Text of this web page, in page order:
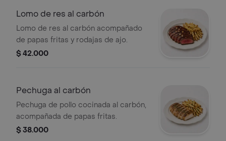
Lomo de res al carbón
Lomo de res al carbón acompañado
de papas fritas y rodajas de ajo.
$ 42.000
Pechuga al carbón
Pechuga de pollo cocinada al carbón,
acompañada de papas fritas.
$ 38.000